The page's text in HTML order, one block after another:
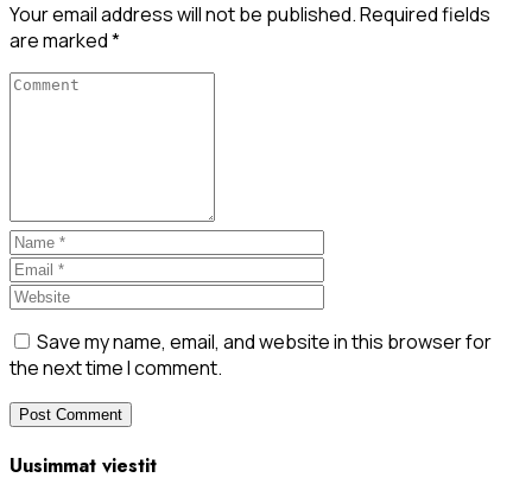
Your email address will not be published.Required fields
are marked*
Save my name, email, and website in this browser for
the next time I comment.
Uusimmat viestit